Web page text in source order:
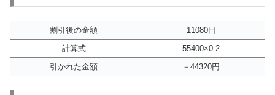
割引後の金額
11080円
計算式
55400×0.2
引かれた金額
－44320円